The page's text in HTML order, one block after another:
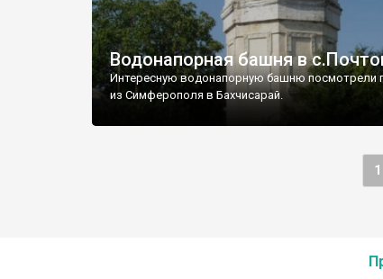
Водонапорная башня в
Интересную водонапорную башню посмотрели
из Симферополя в Бахчисарай.
1